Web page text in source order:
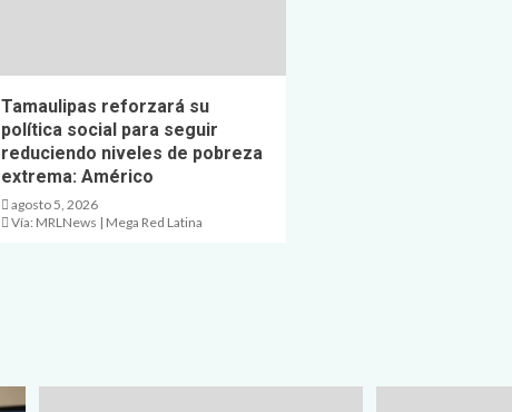
Tamaulipas reforzará su
política social para seguir
reduciendo niveles de pobreza
extrema: Américo
agosto 5, 2026
Vía: MRLNews | Mega Red Latina